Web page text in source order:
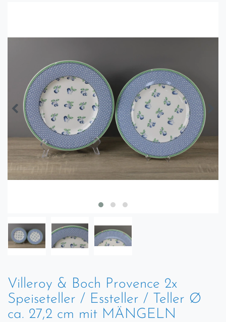
Villeroy & Boch Provence 2x
Speiseteller / Essteller / Teller Ø
ca. 27,2 cm mit MÄNGELN